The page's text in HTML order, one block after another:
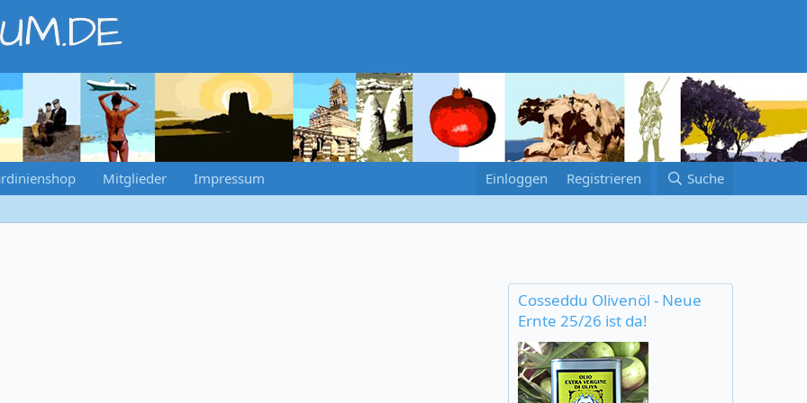
Mitglieder Impressum Einloggen Registrieren Suche
Cosseddu Olivenöl - Neue
Ernte 25/26 ist da!